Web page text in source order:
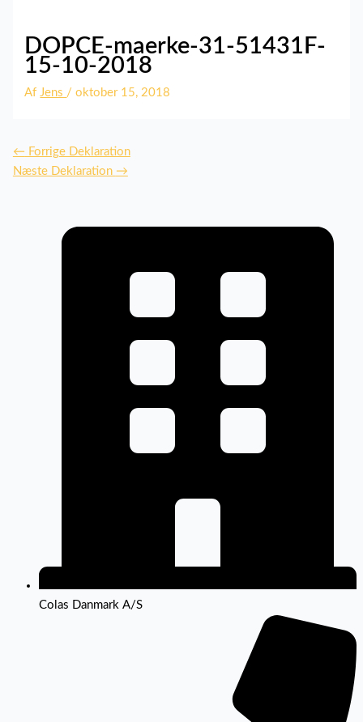
DOPCE-maerke-31-51431F-
15-10-2018
AfJens /oktober 15, 2018
← Forrige Deklaration
Næste Deklaration →
Colas Danmark A/S